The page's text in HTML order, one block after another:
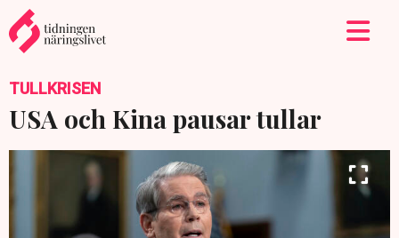
TULLKRISEN
USA och Kina pausar tullar